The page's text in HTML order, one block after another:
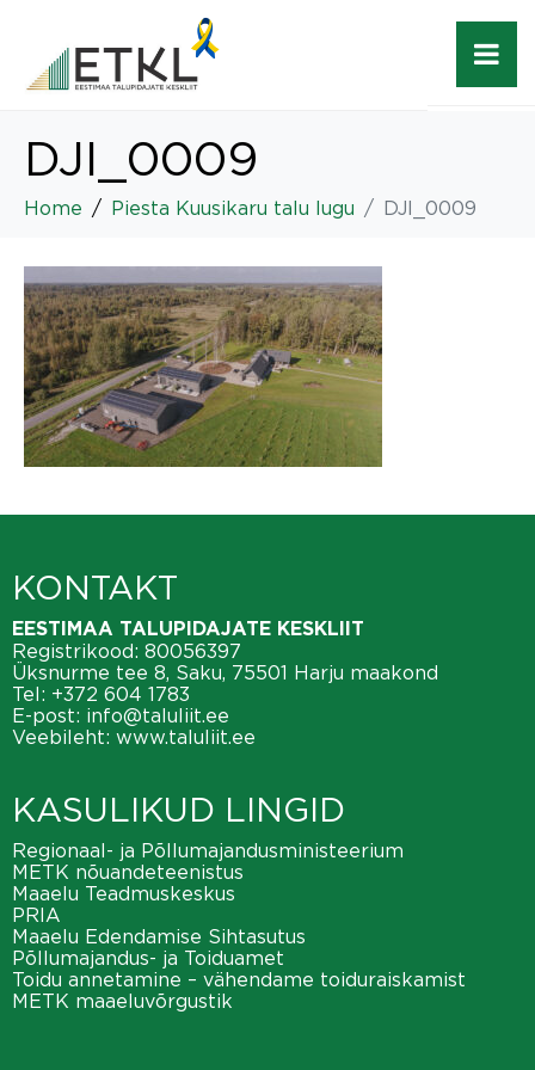
DJI_0009
Home Piesta Kuusikaru talu lugu DJI_0009
KONTAKT
EESTIMAA TALUPIDAJATE KESKLIIT
Registrikood: 80056397
Üksnurme tee 8, Saku, 75501 Harju maakond
Tel: +372 604 1783
E-post: info@taluliit.ee
Veebileht: www.taluliit.ee
KASULIKUD LINGID
Regionaal- ja Põllumajandusministeerium
METK nõuandeteenistus
Maaelu Teadmuskeskus
PRIA
Maaelu Edendamise Sihtasutus
Põllumajandus- ja Toiduamet
Toidu annetamine – vähendame toiduraiskamist
METK maaeluvõrgustik